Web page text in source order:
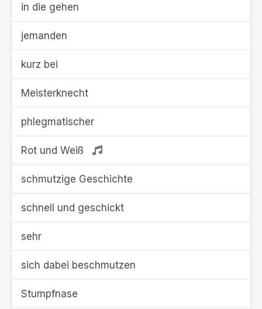
in die gehen
jemanden
kurz bei
Meisterknecht
phlegmatischer
Rot und Weiß
schmutzige Geschichte
schnell und geschickt
sehr
sich dabei beschmutzen
Stumpfnase